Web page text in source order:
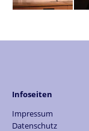
Infoseiten
Impressum
Datenschutz